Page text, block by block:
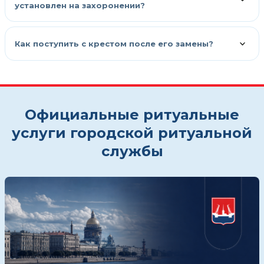
установлен на захоронении?
Как поступить с крестом после его замены?
Официальные ритуальные
услуги городской ритуальной
службы